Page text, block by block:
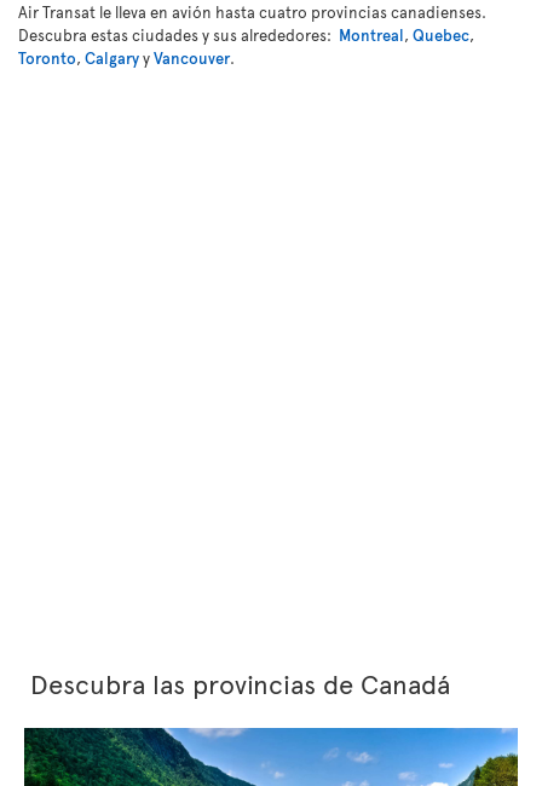
Air Transat le lleva en avión hasta cuatro provincias canadienses.
Descubra estas ciudades y sus alrededores: Montreal, Quebec,
Toronto, CalgaryyVancouver.
Descubra las provincias de Canadá